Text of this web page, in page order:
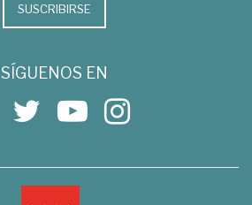
SUSCRIBIRSE
SÍGUENOS EN